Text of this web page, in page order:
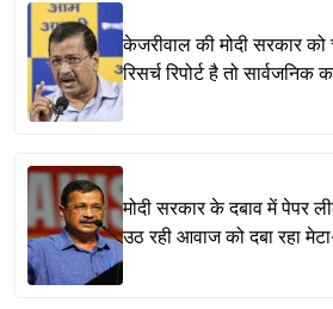
केजरीवाल की मोदी सरकार
रिसर्च रिपोर्ट है तो सार्वजनिक
मोदी सरकार के दबाव में
उठ रही आवाज को दबा रहा